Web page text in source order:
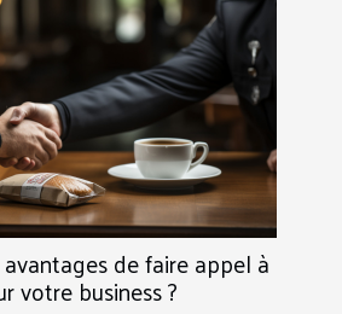
de faire appel à
votre business ?